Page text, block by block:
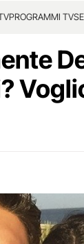
PROGRAMMI TV